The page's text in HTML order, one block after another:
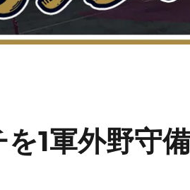
1軍外野守